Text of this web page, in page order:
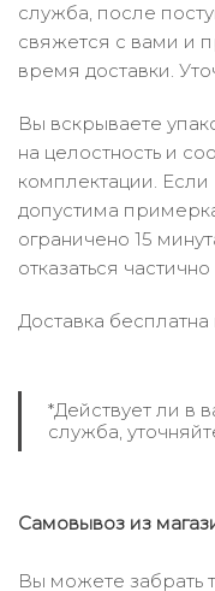
служба, после
свяжется с вами и
время доставки.
Вы вскрываете
на целостность и
комплектации.
допустима
ограничено 15
отказаться
Доставка
*Действует ли в
служба,
Самовывоз из
Вы можете забрать